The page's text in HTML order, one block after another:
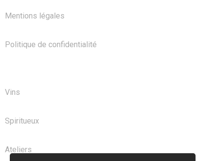
Mentions légales
Politique de confidentialité
Vins
Spiritueux
Ateliers